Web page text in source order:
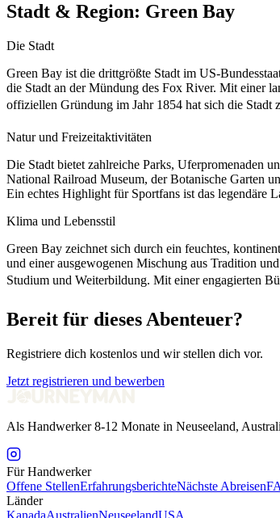
Stadt & Region: Green Bay
Die Stadt
Green Bay ist die drittgrößte Stadt im US-
die Stadt an der Mündung des Fox River. Mit einer
offiziellen Gründung im Jahr 1854 hat sich die
Natur und Freizeitaktivitäten
Die Stadt bietet zahlreiche Parks, Uferpromenaden
National Railroad Museum, der Botanische Garten
Ein echtes Highlight für Sportfans ist das legendäre
Klima und Lebensstil
Green Bay zeichnet sich durch ein feuchtes,
und einer ausgewogenen Mischung aus Tradition
Studium und Weiterbildung. Mit einer engagierten
Bereit für dieses Abenteuer?
Registriere dich kostenlos und wir stellen dich vor.
Jetzt registrieren und bewerben
Als Handwerker 8-12 Monate in Neuseeland,
Für Handwerker
Offene StellenErfahrungsberichteNächste Abreisen
Länder
KanadaAustralienNeuseelandUSA